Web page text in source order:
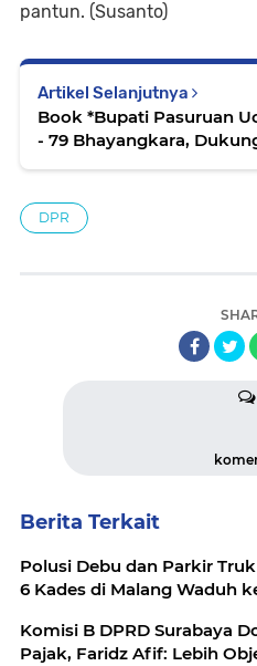
pantun. (Susanto)
Artikel Selanjutnya
Book *Bupati Pasuruan
- 79 Bhayangkara,
DPR
Berita Terkait
Polusi Debu dan Parkir
6 Kades di Malang Waduh
‎Komisi B DPRD Surabaya
Pajak, Faridz Afif: Lebih